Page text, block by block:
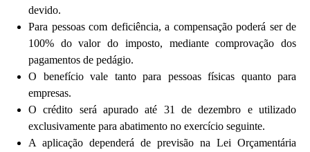
devido.
Para pessoas com deficiência, a compensação poderá ser de
100% do valor do imposto, mediante comprovação dos
pagamentos de pedágio.
O benefício vale tanto para pessoas físicas quanto para
empresas.
O crédito será apurado até 31 de dezembro e utilizado
exclusivamente para abatimento no exercício seguinte.
A aplicação dependerá de previsão na Lei Orçamentária